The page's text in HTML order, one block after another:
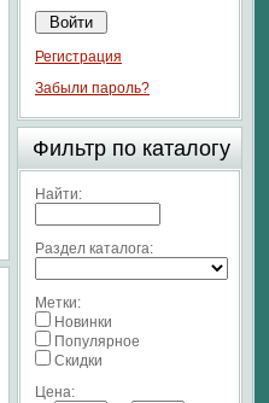
Регистрация
Забыли пароль?
Фильтр по каталогу
Найти:
Раздел каталога:
Метки:
Новинки
Популярное
Скидки
Цена: